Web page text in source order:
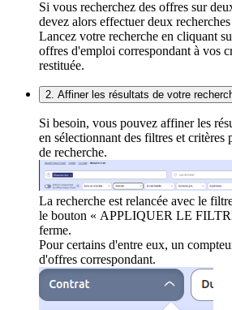
Si vous recherchez des offres sur
devez alors effectuer deux recherches
Lancez votre recherche en cliquant
offres d'emploi correspondant à vos
restituée.
2. Affiner les résultats de votre
Si besoin, vous pouvez affiner les
en sélectionnant des filtres et critères
de recherche.
La recherche est relancée avec le
le bouton « APPLIQUER LE
ferme.
Pour certains d'entre eux, un
d'offres correspondant.